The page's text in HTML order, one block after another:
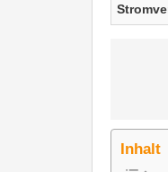
Inhalt